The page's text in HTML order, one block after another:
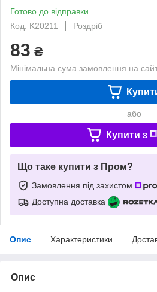
Готово до відправки
Код: K20211
Роздріб
83 ₴
Мінімальна сума замовлення на
або
Купити з
Що таке купити з Пром?
Замовлення під захистом
Доступна доставка
Опис Характеристики
Опис